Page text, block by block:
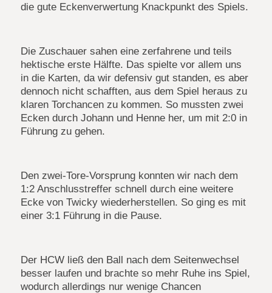
die gute Eckenverwertung Knackpunkt des Spiels.
Die Zuschauer sahen eine zerfahrene und teils
hektische erste Hälfte. Das spielte vor allem uns
in die Karten, da wir defensiv gut standen, es aber
dennoch nicht schafften, aus dem Spiel heraus zu
klaren Torchancen zu kommen. So mussten zwei
Ecken durch Johann und Henne her, um mit 2:0 in
Führung zu gehen.
Den zwei-Tore-Vorsprung konnten wir nach dem
1:2 Anschlusstreffer schnell durch eine weitere
Ecke von Twicky wiederherstellen. So ging es mit
einer 3:1 Führung in die Pause.
Der HCW ließ den Ball nach dem Seitenwechsel
besser laufen und brachte so mehr Ruhe ins Spiel,
wodurch allerdings nur wenige Chancen